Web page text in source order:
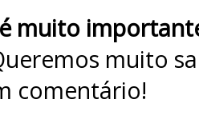
muito
muito
comentário!